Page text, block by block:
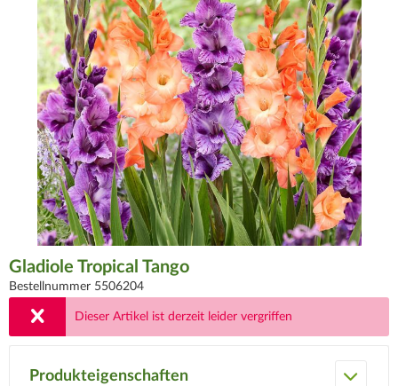
Gladiole Tropical Tango
Bestellnummer 5506204
Dieser Artikel ist derzeit leider vergriffen
Produkteigenschaften